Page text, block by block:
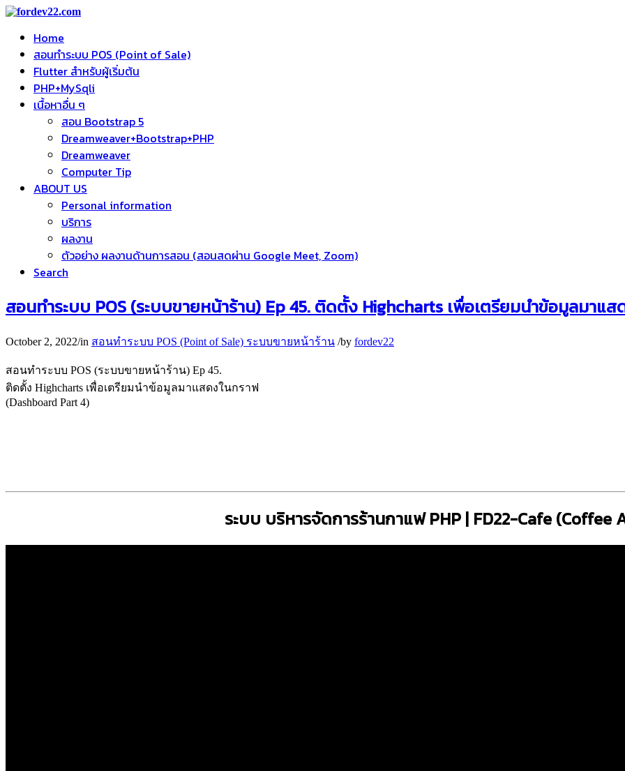
Home
สอนทำระบบ POS (Point of Sale)
Flutter สำหรับผู้เริ่มต้น
PHP+MySqli
เนื้อหาอื่น ๆ
สอน Bootstrap 5
Dreamweaver+Bootstrap+PHP
Dreamweaver
Computer Tip
ABOUT US
Personal information
บริการ
ผลงาน
ตัวอย่าง ผลงานด้านการสอน (สอนสดผ่าน Google Meet, Zoom)
Search
สอนทำระบบ POS (ระบบขายหน้าร้าน) Ep 45. ติดตั้ง Highcharts เพื่อเตรียมนำข้อมูลมาแ
October 2, 2022/in สอนทำระบบ POS (Point of Sale) ระบบขายหน้าร้าน /by fordev22
สอนทำระบบ POS (ระบบขายหน้าร้าน) Ep 45.
ติดตั้ง Highcharts เพื่อเตรียมนำข้อมูลมาแสดงในกราฟ
(Dashboard Part 4)
ระบบ บริหารจัดการร้านกาแฟ PHP | FD22-Cafe (Coffee